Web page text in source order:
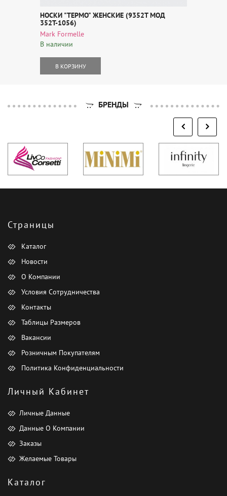
НОСКИ "ТЕРМО" ЖЕНСКИЕ (9352Т МОД
352Т-1056)
Mark Formelle
В наличии
В КОРЗИНУ
БРЕНДЫ
Страницы
Каталог
Новости
О Компании
Условия Сотрудничества
Контакты
Таблицы Размеров
Вакансии
Розничным Покупателям
Политика Конфиденциальности
Личный Кабинет
Личные Данные
Данные О Компании
Заказы
Желаемые Товары
Каталог